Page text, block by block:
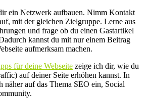
ein Netzwerk aufbauen. Nimm Kontakt
mit der gleichen Zielgruppe. Lerne aus
und frage ob du einen Gastartikel
kannst du mit nur einem Beitrag
aufmerksam machen.
für deine Webseite zeige ich dir, wie du
auf deiner Seite erhöhen kannst. In
näher auf das Thema SEO ein, Social